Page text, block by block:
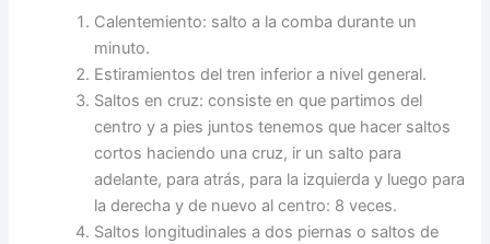
Calentemiento: salto a la comba durante un
minuto.
Estiramientos del tren inferior a nivel general.
Saltos en cruz: consiste en que partimos del
centro y a pies juntos tenemos que hacer saltos
cortos haciendo una cruz, ir un salto para
adelante, para atrás, para la izquierda y luego para
la derecha y de nuevo al centro: 8 veces.
Saltos longitudinales a dos piernas o saltos de